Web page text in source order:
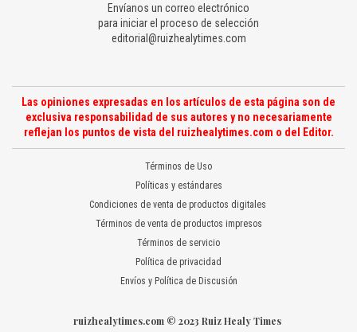
Envíanos un correo electrónico
para iniciar el proceso de selección
editorial@ruizhealytimes.com
Las opiniones expresadas en los artículos de esta página son de
exclusiva responsabilidad de sus autores y no necesariamente
reflejan los puntos de vista del ruizhealytimes.com o del Editor.
Términos de Uso
Políticas y estándares
Condiciones de venta de productos digitales
Términos de venta de productos impresos
Términos de servicio
Política de privacidad
Envíos y Política de Discusión
ruizhealytimes.com © 2023 Ruiz Healy Times